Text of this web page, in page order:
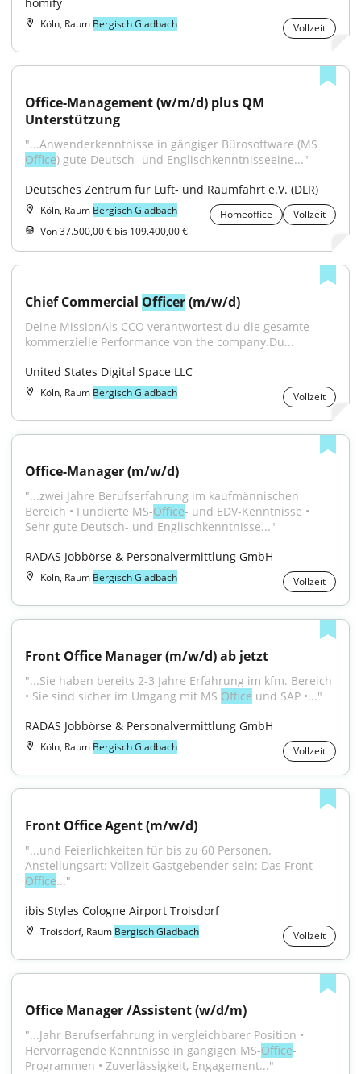
Köln, Raum Bergisch Gladbach Vollzeit
Office-Management (w/m/d) plus QM
Unterstützung
Office) gute Deutsch- und Englischkenntnisseeine..."
Deutsches Zentrum für Luft- und Raumfahrt e.V. (DLR)
Köln, Raum Bergisch Gladbach Homeoffice
Vollzeit
Von 37.500,00 € bis 109.400,00 €
Chief Commercial Officer (m/w/d)
Deine MissionAls CCO verantwortest du die gesamte
kommerzielle Performance von the company.Du...
United States Digital Space LLC
Köln, Raum Bergisch Gladbach Vollzeit
Office-Manager (m/w/d)
"...zwei Jahre Berufserfahrung im kaufmännischen
Bereich • Fundierte MS-Office- und EDV-Kenntnisse •
Sehr gute Deutsch- und Englischkenntnisse..."
RADAS Jobbörse & Personalvermittlung GmbH
Köln, Raum Bergisch Gladbach Vollzeit
Front Office Manager (m/w/d) ab jetzt
"...Sie haben bereits 2-3 Jahre Erfahrung im kfm. Bereich
• Sie sind sicher im Umgang mit MS Office und SAP •..."
RADAS Jobbörse & Personalvermittlung GmbH
Köln, Raum Bergisch Gladbach Vollzeit
Front Office Agent (m/w/d)
"...und Feierlichkeiten für bis zu 60 Personen.
Office..."
ibis Styles Cologne Airport Troisdorf
Troisdorf, Raum Bergisch Gladbach Vollzeit
Office Manager /Assistent (w/d/m)
"...Jahr Berufserfahrung in vergleichbarer Position •
Hervorragende Kenntnisse in gängigen MS-Office-
Programmen • Zuverlässigkeit, Engagement..."